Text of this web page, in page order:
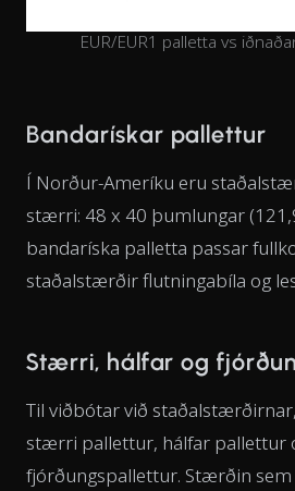
EUR/EUR1 palletta vs
Bandarískar pallettur
Í Norður-Ameríku eru
stærri: 48 x 40 þumlungar
bandaríska palletta passar
staðalstærðir flutningabíla og
Stærri, hálfar og
Til viðbótar við
stærri pallettur, hálfar pallettur
fjórðungspallettur. Stærðin